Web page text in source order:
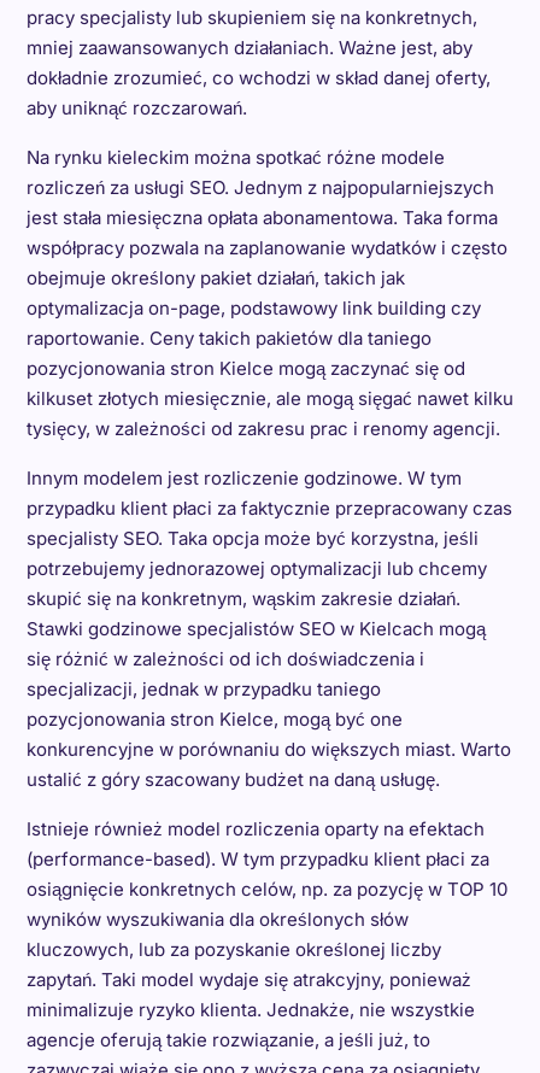
pracy specjalisty lub skupieniem się na konkretnych,
mniej zaawansowanych działaniach. Ważne jest, aby
dokładnie zrozumieć, co wchodzi w skład danej oferty,
aby uniknąć rozczarowań.
Na rynku kieleckim można spotkać różne modele
rozliczeń za usługi SEO. Jednym z najpopularniejszych
jest stała miesięczna opłata abonamentowa. Taka forma
współpracy pozwala na zaplanowanie wydatków i często
obejmuje określony pakiet działań, takich jak
optymalizacja on-page, podstawowy link building czy
raportowanie. Ceny takich pakietów dla taniego
pozycjonowania stron Kielce mogą zaczynać się od
kilkuset złotych miesięcznie, ale mogą sięgać nawet kilku
tysięcy, w zależności od zakresu prac i renomy agencji.
Innym modelem jest rozliczenie godzinowe. W tym
przypadku klient płaci za faktycznie przepracowany czas
specjalisty SEO. Taka opcja może być korzystna, jeśli
potrzebujemy jednorazowej optymalizacji lub chcemy
skupić się na konkretnym, wąskim zakresie działań.
Stawki godzinowe specjalistów SEO w Kielcach mogą
się różnić w zależności od ich doświadczenia i
specjalizacji, jednak w przypadku taniego
pozycjonowania stron Kielce, mogą być one
konkurencyjne w porównaniu do większych miast. Warto
ustalić z góry szacowany budżet na daną usługę.
Istnieje również model rozliczenia oparty na efektach
(performance-based). W tym przypadku klient płaci za
osiągnięcie konkretnych celów, np. za pozycję w TOP 10
wyników wyszukiwania dla określonych słów
kluczowych, lub za pozyskanie określonej liczby
zapytań. Taki model wydaje się atrakcyjny, ponieważ
minimalizuje ryzyko klienta. Jednakże, nie wszystkie
agencje oferują takie rozwiązanie, a jeśli już, to